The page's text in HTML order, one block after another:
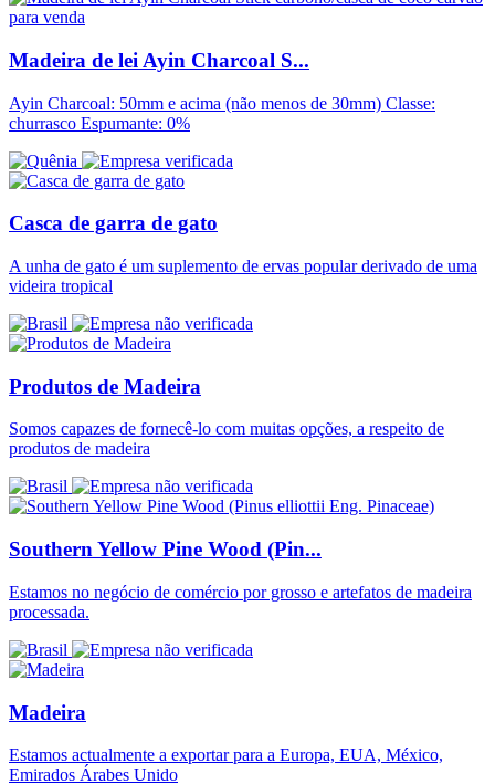
Madeira de lei Ayin Charcoal S...
Ayin Charcoal: 50mm e acima (não menos de 30mm) Classe:
churrasco Espumante: 0%
Casca de garra de gato
A unha de gato é um suplemento de ervas popular derivado de uma
videira tropical
Produtos de Madeira
Somos capazes de fornecê-lo com muitas opções, a respeito de
produtos de madeira
Southern Yellow Pine Wood (Pin...
Estamos no negócio de comércio por grosso e artefatos de madeira
processada.
Madeira
Estamos actualmente a exportar para a Europa, EUA, México,
Emirados Árabes Unido